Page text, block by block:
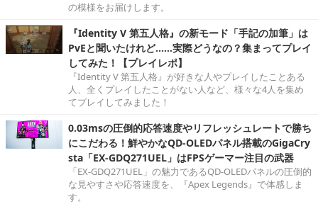
の模様をお届けします。
『Identity V 第五人格』の新モード「手記の加筆」は
PvEと聞いたけれど……実際どうなの？集まってプレイ
してみた！【プレイレポ】
『Identity V 第五人格』が好きな人やプレイしたことある
人、全くプレイしたことがない人など、様々な4人を集め
てプレイしてみました！
0.03msの圧倒的応答速度やリフレッシュレートで勝ち
にこだわる！鮮やかなQD-OLEDパネル搭載のGigaCry
sta「EX-GDQ271UEL」はFPSゲーマー注目の武器
「EX-GDQ271UEL」の魅力であるQD-OLEDパネルの圧倒的
な見やすさや応答速度を、『Apex Legends』で体感しま
す。